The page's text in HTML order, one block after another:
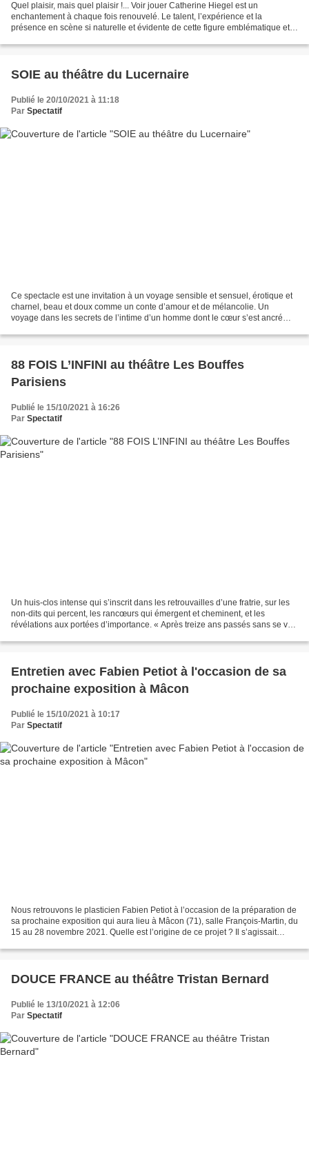
Quel plaisir, mais quel plaisir !... Voir jouer Catherine Hiegel est un
enchantement à chaque fois renouvelé. Le talent, l’expérience et la
présence en scène si naturelle et évidente de cette figure emblématique et
SOIE au théâtre du Lucernaire
Publié le 20/10/2021 à 11:18
Par Spectatif
Ce spectacle est une invitation à un voyage sensible et sensuel, érotique et
charnel, beau et doux comme un conte d’amour et de mélancolie. Un
voyage dans les secrets de l’intime d’un homme dont le cœur s’est ancré
88 FOIS L’INFINI au théâtre Les Bouffes
Parisiens
Publié le 15/10/2021 à 16:26
Par Spectatif
Un huis-clos intense qui s’inscrit dans les retrouvailles d’une fratrie, sur les
non-dits qui percent, les rancœurs qui émergent et cheminent, et les
révélations aux portées d’importance. « Après treize ans passés sans se voir
Entretien avec Fabien Petiot à l'occasion de sa
prochaine exposition à Mâcon
Publié le 15/10/2021 à 10:17
Par Spectatif
Nous retrouvons le plasticien Fabien Petiot à l’occasion de la préparation de
sa prochaine exposition qui aura lieu à Mâcon (71), salle François-Martin, du
15 au 28 novembre 2021. Quelle est l’origine de ce projet ? Il s’agissait
DOUCE FRANCE au théâtre Tristan Bernard
Publié le 13/10/2021 à 12:06
Par Spectatif